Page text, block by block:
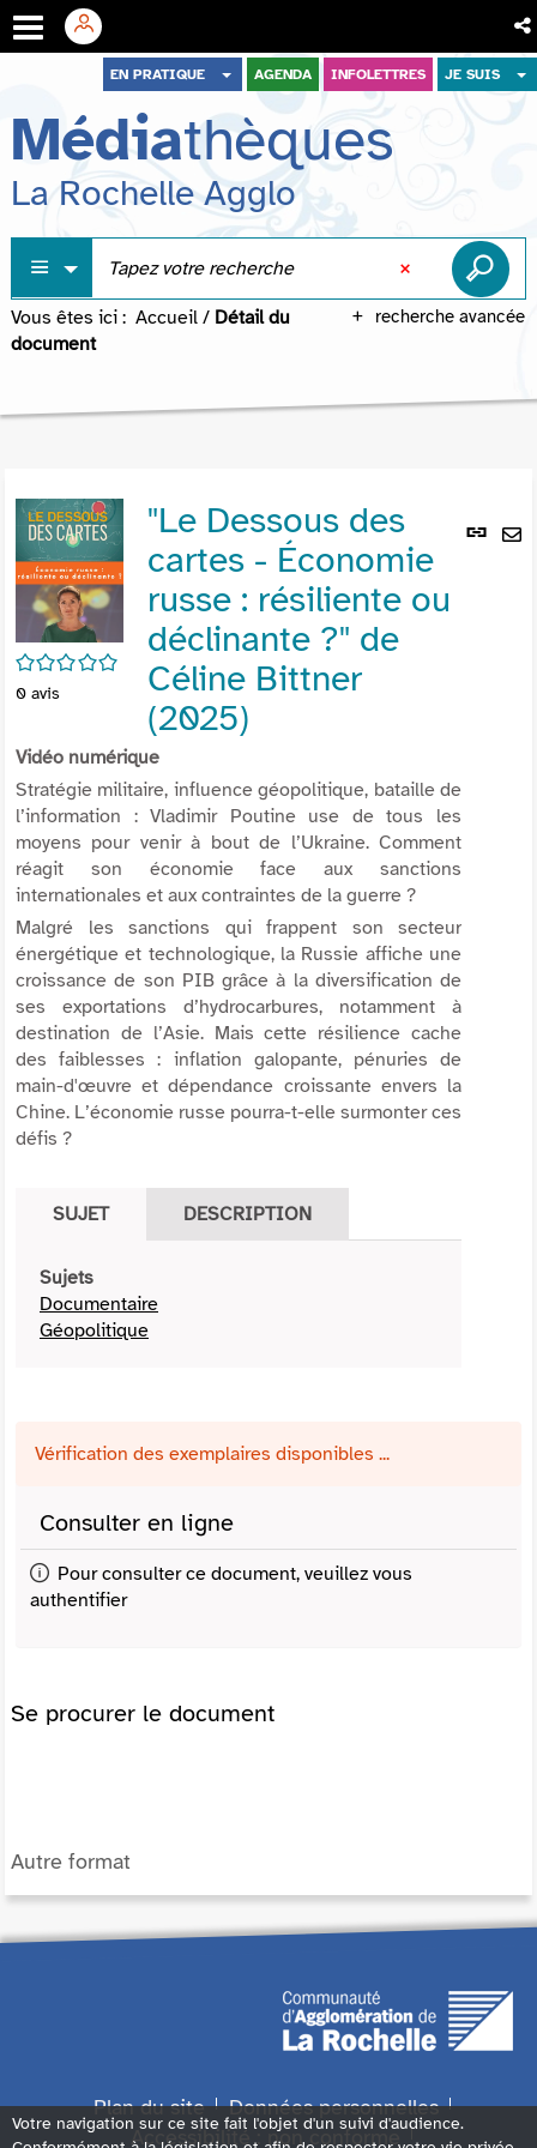
menu
contenu
recherche
EN PRATIQUE AGENDA INFOLETTRES JE SUIS
Médiathèques
La Rochelle Agglo
recherche avancée
Vous êtes ici : Accueil / Détail du
document
Lien
/5
0 avis
"Le Dessous des
cartes - Économie
russe : résiliente ou
déclinante ?" de
Céline Bittner
(2025)
Vidéo numérique
Stratégie militaire, influence géopolitique, bataille de
l’information : Vladimir Poutine use de tous les
moyens pour venir à bout de l’Ukraine. Comment
réagit son économie face aux sanctions
internationales et aux contraintes de la guerre ?
Malgré les sanctions qui frappent son secteur
énergétique et technologique, la Russie affiche une
croissance de son PIB grâce à la diversification de
ses exportations d’hydrocarbures, notamment à
destination de l’Asie. Mais cette résilience cache
des faiblesses : inflation galopante, pénuries de
main-d'œuvre et dépendance croissante envers la
Chine. L’économie russe pourra-t-elle surmonter ces
défis ?
SUJET DESCRIPTION
Sujets
Documentaire
Géopolitique
Vérification des exemplaires disponibles ...
Consulter en ligne
Pour consulter ce document, veuillez vous
authentifier
Se procurer le document
Autre format
Plan du site
Données personnelles
Accessibilité : non conforme
Votre navigation sur ce site fait l'objet d'un suivi d'audience.